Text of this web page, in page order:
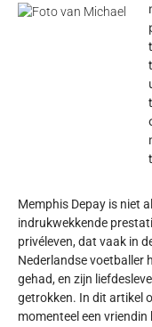
Memphis Depay is niet
indrukwekkende
privéleven, dat vaak in
Nederlandse voetballer
gehad, en zijn
getrokken. In dit artikel
momenteel een